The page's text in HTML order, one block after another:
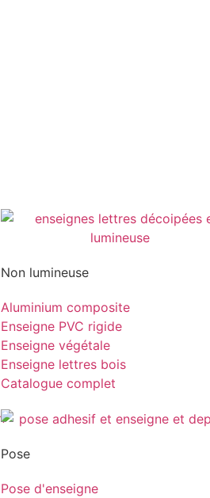
Non lumineuse
Aluminium composite
Enseigne PVC rigide
Enseigne végétale
Enseigne lettres bois
Catalogue complet
Pose
Pose d'enseigne